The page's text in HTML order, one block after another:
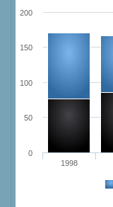
1998
0
50
100
150
200